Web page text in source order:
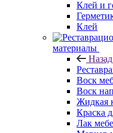
Клей и
Клей
материалы
Назад
Воск
Воск
Жидкая
Краска
Лак